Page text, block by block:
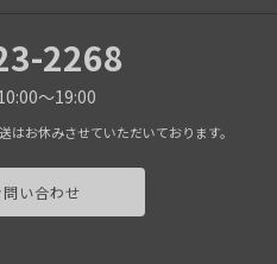
2268
～19:00
お休みさせていただいております。
問い合わせ